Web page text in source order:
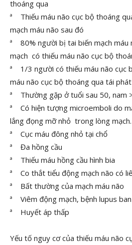
thoáng qua
ª Thiếu máu não cục bộ thoáng
mạch máu não sau đó
ª 80% người bị tai biến mạch
mạch có thiếu máu não cục bộ
ª 1/3 người có thiếu máu não cục
máu não cục bộ thoáng qua tái phát
ª Thường gặp ở tuổi sau 50, nam
ª Có hiện tượng microemboli do
lắng đọng mỡ nhỏ trong lòng mạch.
ª Cục máu đông nhỏ tại chổ
ª Đa hồng cầu
ª Thiếu máu hồng cầu hình bia
ª Co thắt tiểu động mạch não có
ª Bất thường của mạch máu não
ª Viêm động mạch, bệnh lupus
ª Huyết áp thấp
Yếu tố nguy cơ của thiếu máu não